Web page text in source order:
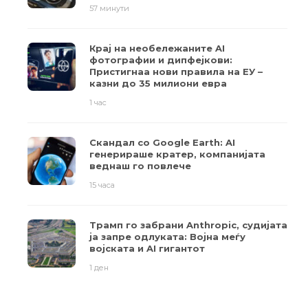
57 минути
Крај на необележаните AI
фотографии и дипфејкови:
Пристигнаа нови правила на ЕУ –
казни до 35 милиони евра
1 час
Скандал со Google Earth: AI
генерираше кратер, компанијата
веднаш го повлече
15 часа
Трамп го забрани Anthropic, судијата
ја запре одлуката: Војна меѓу
војската и AI гигантот
1 ден